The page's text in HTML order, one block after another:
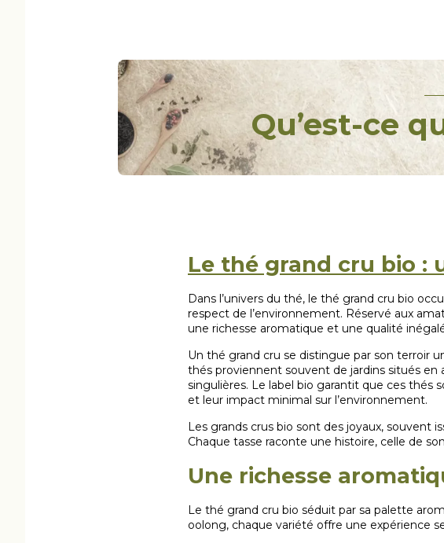
Qu’est-ce
Le thé grand cru bio :
Dans l’univers du thé, le thé grand cru bio
respect de l’environnement. Réservé aux
une richesse aromatique et une qualité
Un thé grand cru se distingue par son terroir
thés proviennent souvent de jardins situés
singulières. Le label bio garantit que ces thés
et leur impact minimal sur l’environnement.
Les grands crus bio sont des joyaux, souvent
Chaque tasse raconte une histoire, celle de
Une richesse
Le thé grand cru bio séduit par sa palette
oolong, chaque variété offre une expérience